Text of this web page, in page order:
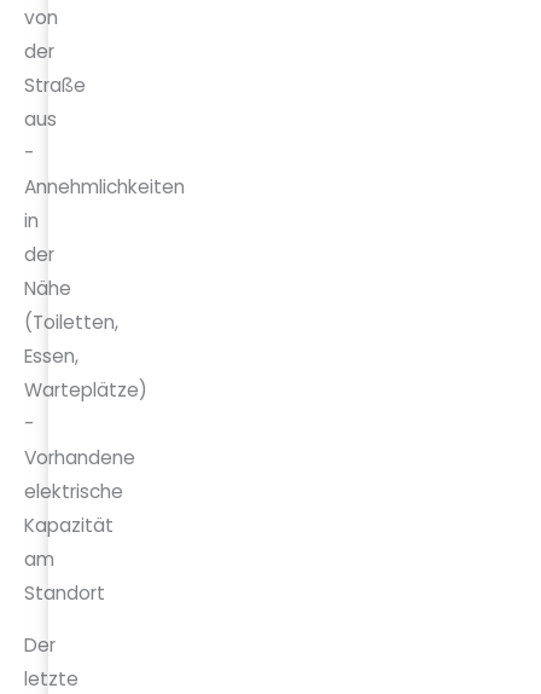
von
der
Straße
aus
-
Annehmlichkeiten
in
der
Nähe
(Toiletten,
Essen,
Warteplätze)
-
Vorhandene
elektrische
Kapazität
am
Standort
Der
letzte